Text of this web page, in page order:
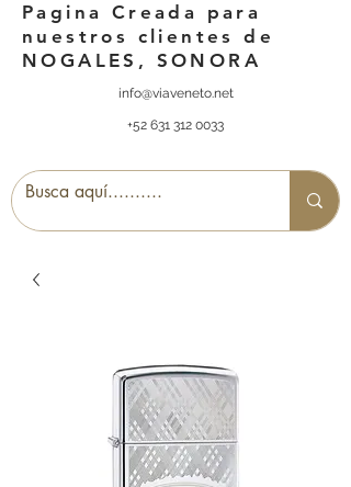
Pagina Creada para
nuestros clientes de
NOGALES, SONORA
info@viaveneto.net
+52 631 312 0033